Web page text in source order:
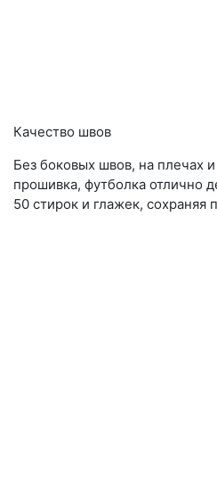
Качество швов
Без боковых швов, на плечах
прошивка, футболка отлично
50 стирок и глажек, сохраняя